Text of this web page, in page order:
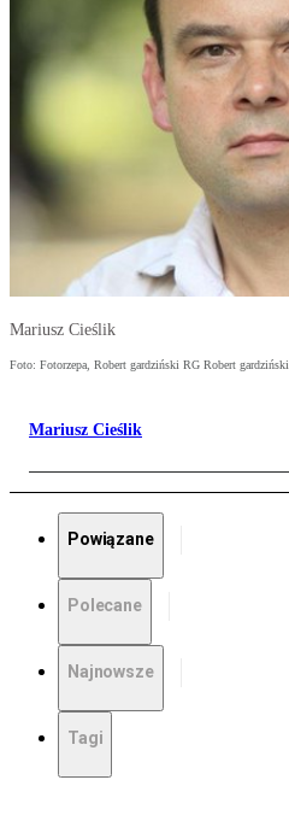
Mariusz Cieślik
Foto: Fotorzepa, Robert gardziński RG Robert gardziński
Mariusz Cieślik
Powiązane
Polecane
Najnowsze
Tagi